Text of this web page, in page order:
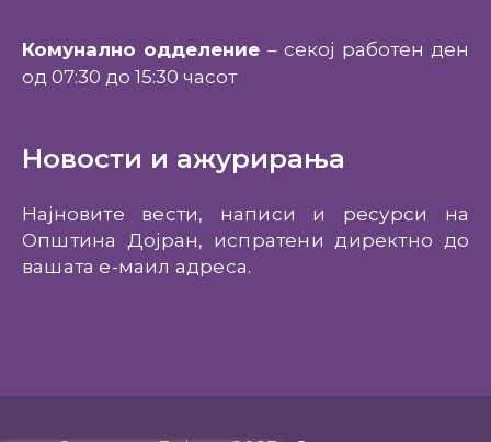
Комунално одделение – секој работен ден
од 07:30 до 15:30 часот
Новости и ажурирања
Најновите вести, написи и ресурси на
Општина Дојран, испратени директно до
вашата е-маил адреса.